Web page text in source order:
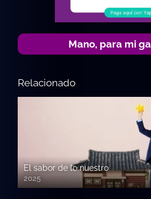
Mano, para mi
Relacionado
El sabor de lo nuestro
2025